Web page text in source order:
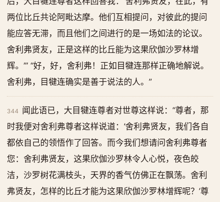
两位比丘共论阿毗达摩。他们互相提问，对彼此的提问
能应答无滞，而且他们之间进行的是一场如法的论议。
舍利弗贤友，正是这样的比丘能为这果欣伽沙罗林增
辉。’” “好，好，舍利弗！正如目犍连那样正确地解说。
舍利弗，目犍连确实是善于说法的人。”
344 闻此语已，大目犍连尊者对世尊这样说：“尊者，那
时我便对舍利弗尊者这样说道：‘舍利弗贤友，我们各自
都依自己的领悟作了回答。而今我们想请问舍利弗尊者
您：舍利弗贤友，这果欣伽沙罗林令人心悦，夜色皎
洁，沙罗树花满枝头，天界的香气仿佛正在飘荡。舍利
弗贤友，怎样的比丘才能为这果欣伽沙罗林增辉呢？’尊